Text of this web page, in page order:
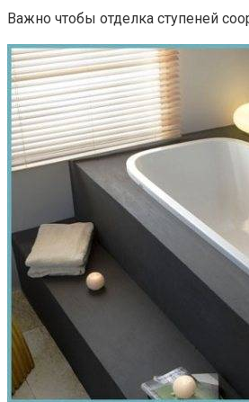
Важно чтобы отделка ступеней